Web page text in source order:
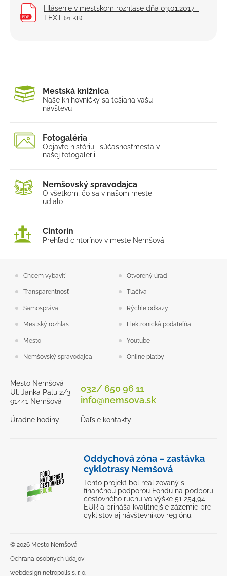
Hlásenie v mestskom rozhlase dňa 03.01.2017 -
TEXT (21 KB)
Mestská knižnica
Naše knihovníčky sa tešiana vašu
návštevu
Fotogaléria
Objavte históriu i súčasnosťmesta v
našej fotogalérii
Nemšovský spravodajca
O všetkom, čo sa v našom meste
udialo
Cintorín
Prehľad cintorínov v meste Nemšová
Chcem vybaviť Otvorený úrad
Transparentnosť Tlačivá
Samospráva Rýchle odkazy
Mestský rozhlas Elektronická podateľňa
Mesto Youtube
Nemšovský spravodajca Online platby
Mesto Nemšová
Ul. Janka Palu 2/3
91441 Nemšová
Úradné hodiny
032/ 650 96 11
info@nemsova.sk
Ďaľsie kontakty
Oddychová zóna – zastávka
cyklotrasy Nemšová
Tento projekt bol realizovaný s
finančnou podporou Fondu na podporu
cestovného ruchu vo výške 51 254,94
EUR a prináša kvalitnejšie zázemie pre
cyklistov aj návštevníkov regiónu.
© 2026 Mesto Nemšová
Ochrana osobných údajov
webdesign netropolis s. r. o.